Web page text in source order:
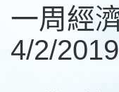
一周經
4/2/2019